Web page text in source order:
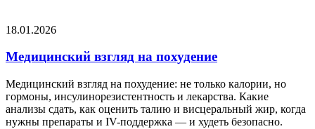
18.01.2026
Медицинский взгляд на похудение
Медицинский взгляд на похудение: не только калории, но
гормоны, инсулинорезистентность и лекарства. Какие
анализы сдать, как оценить талию и висцеральный жир, когда
нужны препараты и IV-поддержка — и худеть безопасно.